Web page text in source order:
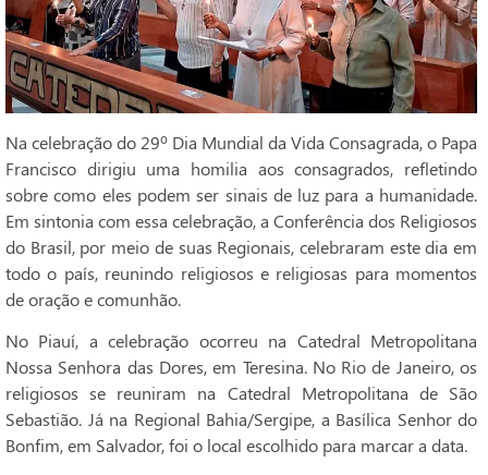
Na celebração do 29º Dia Mundial da Vida Consagrada, o Papa
Francisco dirigiu uma homilia aos consagrados, refletindo
sobre como eles podem ser sinais de luz para a humanidade.
Em sintonia com essa celebração, a Conferência dos Religiosos
do Brasil, por meio de suas Regionais, celebraram este dia em
todo o país, reunindo religiosos e religiosas para momentos
de oração e comunhão.
No Piauí, a celebração ocorreu na Catedral Metropolitana
Nossa Senhora das Dores, em Teresina. No Rio de Janeiro, os
religiosos se reuniram na Catedral Metropolitana de São
Sebastião. Já na Regional Bahia/Sergipe, a Basílica Senhor do
Bonfim, em Salvador, foi o local escolhido para marcar a data.